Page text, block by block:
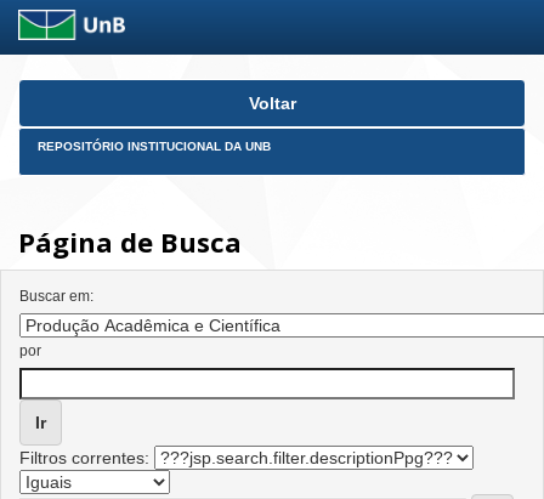
Skip
Voltar
REPOSITÓRIO INSTITUCIONAL DA UNB
Página de Busca
Buscar em:
por
Filtros correntes: